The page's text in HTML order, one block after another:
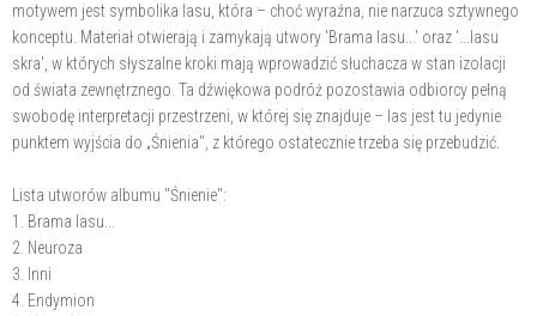
motywem jest symbolika lasu, która – choć wyraźna, nie narzuca sztywnego
konceptu. Materiał otwierają i zamykają utwory 'Brama lasu...' oraz '...lasu
skra', w których słyszalne kroki mają wprowadzić słuchacza w stan izolacji
od świata zewnętrznego. Ta dźwiękowa podróż pozostawia odbiorcy pełną
swobodę interpretacji przestrzeni, w której się znajduje – las jest tu jedynie
punktem wyjścia do „Śnienia", z którego ostatecznie trzeba się przebudzić.
Lista utworów albumu "Śnienie":
1. Brama lasu...
2. Neuroza
3. Inni
4. Endymion